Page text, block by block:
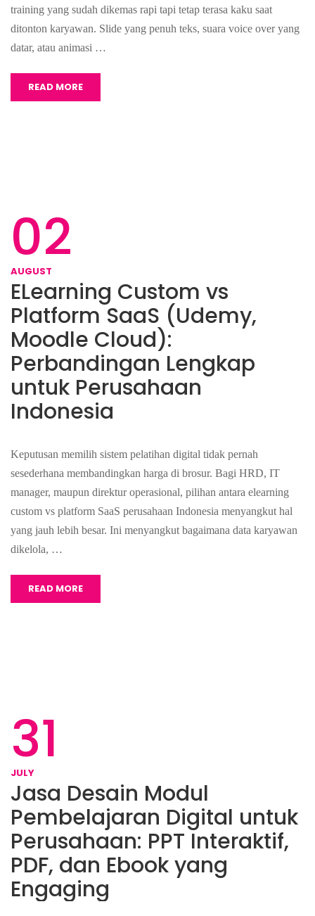
training yang sudah dikemas rapi tapi tetap terasa kaku saat
ditonton karyawan. Slide yang penuh teks, suara voice over yang
datar, atau animasi …
READ MORE
02
AUGUST
ELearning Custom vs
Platform SaaS (Udemy,
Moodle Cloud):
Perbandingan Lengkap
untuk Perusahaan
Indonesia
Keputusan memilih sistem pelatihan digital tidak pernah
sesederhana membandingkan harga di brosur. Bagi HRD, IT
manager, maupun direktur operasional, pilihan antara elearning
custom vs platform SaaS perusahaan Indonesia menyangkut hal
yang jauh lebih besar. Ini menyangkut bagaimana data karyawan
dikelola, …
READ MORE
31
JULY
Jasa Desain Modul
Pembelajaran Digital untuk
Perusahaan: PPT Interaktif,
PDF, dan Ebook yang
Engaging